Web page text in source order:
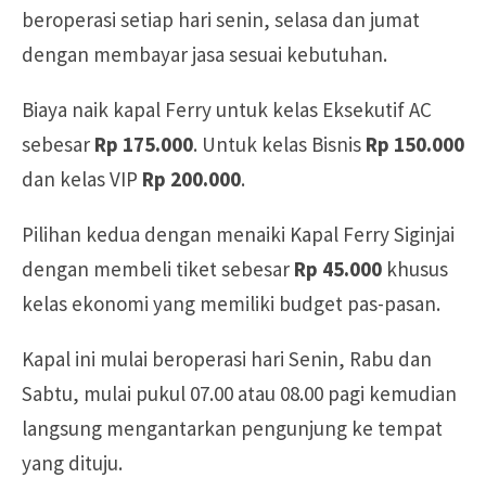
beroperasi setiap hari senin, selasa dan jumat
dengan membayar jasa sesuai kebutuhan.
Biaya naik kapal Ferry untuk kelas Eksekutif AC
sebesar Rp 175.000. Untuk kelas Bisnis Rp 150.000
dan kelas VIP Rp 200.000.
Pilihan kedua dengan menaiki Kapal Ferry Siginjai
dengan membeli tiket sebesar Rp 45.000 khusus
kelas ekonomi yang memiliki budget pas-pasan.
Kapal ini mulai beroperasi hari Senin, Rabu dan
Sabtu, mulai pukul 07.00 atau 08.00 pagi kemudian
langsung mengantarkan pengunjung ke tempat
yang dituju.